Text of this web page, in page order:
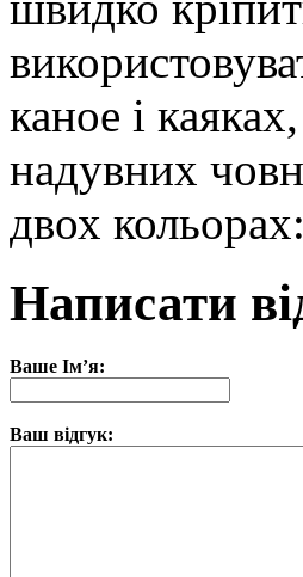
каное і
надувних
двох
Написати
Ваше Ім’я:
Ваш відгук: